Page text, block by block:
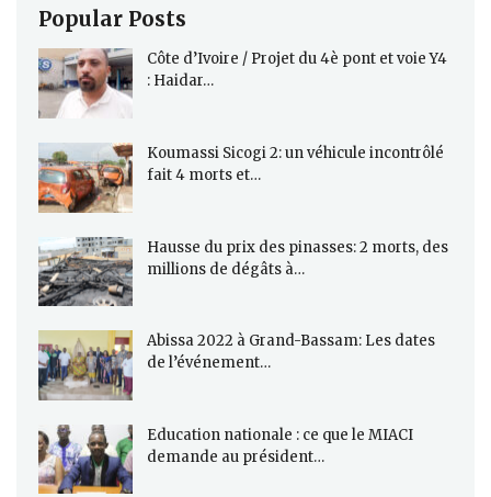
Popular Posts
Côte d’Ivoire / Projet du 4è pont et voie Y4
: Haidar…
Koumassi Sicogi 2: un véhicule incontrôlé
fait 4 morts et…
Hausse du prix des pinasses: 2 morts, des
millions de dégâts à…
Abissa 2022 à Grand-Bassam: Les dates
de l’événement…
Education nationale : ce que le MIACI
demande au président…